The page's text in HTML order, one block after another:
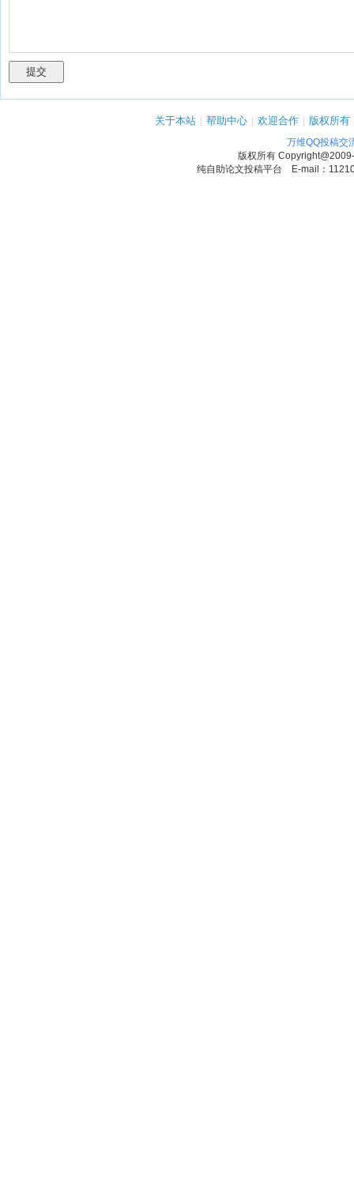
关于本站 | 帮助中心 | 欢迎合作 | 版权所有
万维QQ投稿交
版权所有
纯自助论文投稿平台 E-mail：